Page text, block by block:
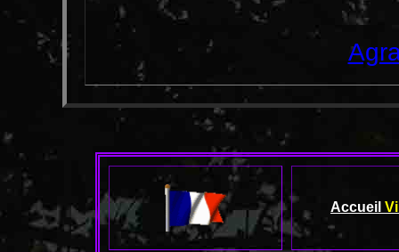
Accueil